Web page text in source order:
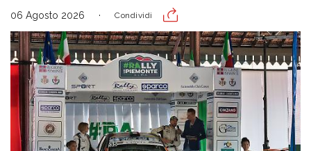
06 Agosto 2026 Condividi